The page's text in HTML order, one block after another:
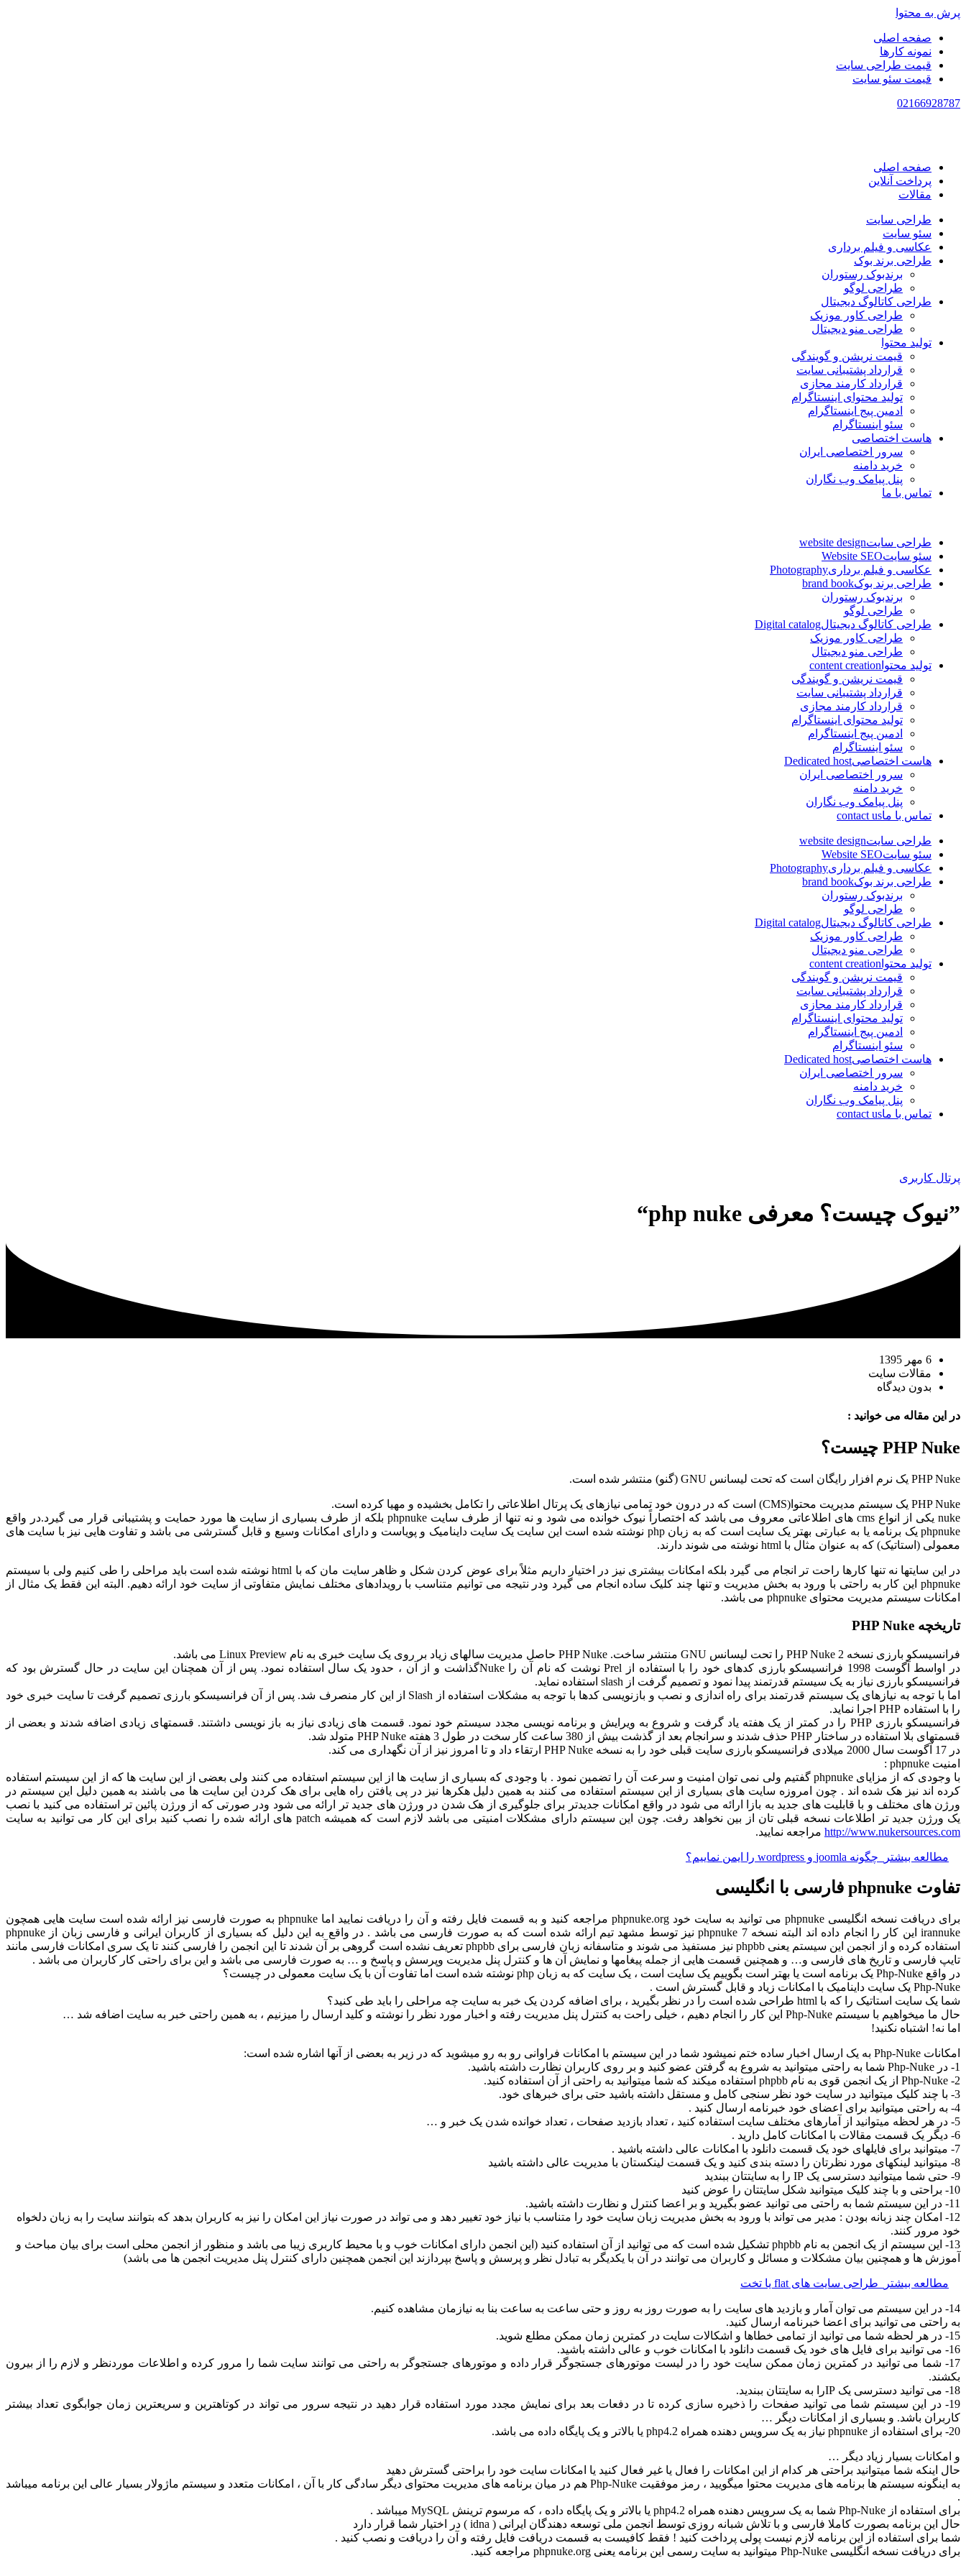
پرش به محتوا
صفحه اصلی
نمونه کارها
قیمت طراحی سایت
قیمت سئو سایت
02166928787
صفحه اصلی
پرداخت آنلاین
مقالات
طراحی سایت
سئو سایت
عکاسی و فیلم برداری
طراحی برند بوک
برندبوک رستوران
طراحی لوگو
طراحی کاتالوگ دیجیتال
طراحی کاور موزیک
طراحی منو دیجیتال
تولید محتوا
قیمت نریشن و گویندگی
قرارداد پشتیبانی سایت
قرارداد کارمند مجازی
تولید محتوای اینستاگرام
ادمین پیج اینستاگرام
سئو اینستاگرام
هاست اختصاصی
سرور اختصاصی ایران
خرید دامنه
پنل پیامک وب نگاران
تماس با ما
طراحی سایتwebsite design
سئو سایتWebsite SEO
عکاسی و فیلم برداریPhotography
طراحی برند بوکbrand book
برندبوک رستوران
طراحی لوگو
طراحی کاتالوگ دیجیتالDigital catalog
طراحی کاور موزیک
طراحی منو دیجیتال
تولید محتوا content creation
قیمت نریشن و گویندگی
قرارداد پشتیبانی سایت
قرارداد کارمند مجازی
تولید محتوای اینستاگرام
ادمین پیج اینستاگرام
سئو اینستاگرام
هاست اختصاصیDedicated host
سرور اختصاصی ایران
خرید دامنه
پنل پیامک وب نگاران
تماس با ماcontact us
طراحی سایتwebsite design
سئو سایتWebsite SEO
عکاسی و فیلم برداریPhotography
طراحی برند بوکbrand book
برندبوک رستوران
طراحی لوگو
طراحی کاتالوگ دیجیتالDigital catalog
طراحی کاور موزیک
طراحی منو دیجیتال
تولید محتوا content creation
قیمت نریشن و گویندگی
قرارداد پشتیبانی سایت
قرارداد کارمند مجازی
تولید محتوای اینستاگرام
ادمین پیج اینستاگرام
سئو اینستاگرام
هاست اختصاصیDedicated host
سرور اختصاصی ایران
خرید دامنه
پنل پیامک وب نگاران
تماس با ماcontact us
پرتال کاربری
”نیوک چیست؟ معرفی php nuke“
6 مهر 1395
مقالات سایت
بدون دیدگاه
در این مقاله می خوانید :
PHP Nuke چیست؟
PHP Nuke یک نرم افزار رایگان است که تحت لیسانس GNU (گنو) منتشر شده است.
PHP Nuke یک سیستم مدیریت محتوا(CMS) است که در درون خود تمامی نیازهای یک پرتال اطلاعاتی را تکامل بخشیده و مهیا کرده است.
nuke یکی از انواع cms های اطلاعاتی معروف می باشد که اختصاراً نیوک خوانده می شود و نه تنها از طرف سایت phpnuke بلکه از طرف بسیاری از سایت ها مورد حمایت و پشتیبانی قرار می گیرد.در واقع
phpnuke یک برنامه یا به عبارتی بهتر یک سایت است که به زبان php نوشته شده است این سایت یک سایت داینامیک و پویاست و دارای امکانات وسیع و قابل گسترشی می باشد و تفاوت هایی نیز با سایت های
معمولی (استاتیک) که به عنوان مثال با html نوشته می شوند دارند.
در این سایتها نه تنها کارها راحت تر انجام می گیرد بلکه امکانات بیشتری نیز در اختیار داریم مثلاً برای عوض کردن شکل و ظاهر سایت مان که با html نوشته شده است باید مراحلی را طی کنیم ولی با سیستم
phpnuke این کار به راحتی با ورود به بخش مدیریت و تنها چند کلیک ساده انجام می گیرد ودر نتیجه می توانیم متناسب با رویدادهای مختلف نمایش متفاوتی از سایت خود ارائه دهیم. البته این فقط یک مثال از
امکانات سیستم مدیریت محتوای phpnuke می باشد.
تاریخچه PHP Nuke
فرانسیسکو بارزی نسخه 2 PHP Nuke را تحت لیسانس GNU منتشر ساخت. PHP Nuke حاصل مدیریت سالهای زیاد بر روی یک سایت خبری به نام Linux Preview می باشد.
در اواسط آگوست 1998 فرانسیسکو بارزی کدهای خود را با استفاده از Prel نوشت که نام آن را Nukeگذاشت و از آن ، حدود یک سال استفاده نمود. پس از آن همچنان این سایت در حال گسترش بود که
فرانسیسکو بارزی نیاز به یک سیستم قدرتمند پیدا نمود و تصمیم گرفت از slash استفاده نماید.
اما با توجه به نیازهای یک سیستم قدرتمند برای راه اندازی و نصب و بازنویسی کدها با توجه به مشکلات استفاده از Slash از این کار منصرف شد. پس از آن فرانسیسکو بارزی تصمیم گرفت تا سایت خبری خود
را با استفاده PHP اجرا نماید.
فرانسیسکو بارزی PHP را در کمتر از یک هفته یاد گرفت و شروع به ویرایش و برنامه نویسی مجدد سیستم خود نمود. قسمت های زیادی نیاز به باز نویسی داشتند. قسمتهای زیادی اضافه شدند و بعضی از
قسمتهای بلا استفاده در ساختار PHP حذف شدند و سرانجام بعد از گذشت بیش از 380 ساعت کار سخت در طول 3 هفته PHP Nuke متولد شد.
در 17 آگوست سال 2000 میلادی فرانسیسکو بارزی سایت قبلی خود را به نسخه PHP Nuke ارتقاء داد و تا امروز نیز از آن نگهداری می کند.
امنیت phpnuke :
با وجودی که از مزایای phpnuke گفتیم ولی نمی توان امنیت و سرعت آن را تضمین نمود . با وجودی که بسیاری از سایت ها از این سیستم استفاده می کنند ولی بعضی از این سایت ها که از این سیستم استفاده
کرده اند نیز هک شده اند . چون امروزه سایت های بسیاری از این سیستم استفاده می کنند به همین دلیل هکرها نیز در پی یافتن راه هایی برای هک کردن این سایت ها می باشند به همین دلیل این سیستم در
ورژن های مختلف و با قابلیت های جدید به بازا ارائه می شود در واقع امکانات جدیدتر برای جلوگیری از هک شدن در ورژن های جدید تر ارائه می شود ودر صورتی که از ورژن پائین تر استفاده می کنید با نصب
یک ورژن جدید تر اطلاعات نسخه قبلی تان از بین نخواهد رفت. چون این سیستم دارای مشکلات امنیتی می باشد لازم است که همیشه patch های ارائه شده را نصب کنید برای این کار می توانید به سایت
http://www.nukersources.com مراجعه نمایید.
مطالعه بیشتر چگونه joomla و wordpress را ایمن نماییم؟
تفاوت phpnuke فارسی با انگلیسی
برای دریافت نسخه انگلیسی phpnuke می توانید به سایت خود phpnuke.org مراجعه کنید و به قسمت فایل رفته و آن را دریافت نمایید اما phpnuke به صورت فارسی نیز ارائه شده است سایت هایی همچون
irannuke این کار را انجام داده اند البته نسخه phpnuke 7 نیز توسط مشهد تیم ارائه شده است که به صورت فارسی می باشد . در واقع به این دلیل که بسیاری از کاربران ایرانی و فارسی زبان از phpnuke
استفاده کرده و از انجمن این سیستم یعنی phpbb نیز مستفیذ می شوند و متاسفانه زبان فارسی برای phpbb تعریف نشده است گروهی بر آن شدند تا این انجمن را فارسی کنند تا یک سری امکانات فارسی مانند
تایپ فارسی و تاریخ های فارسی و… و همچنین قسمت هایی از جمله پیغامها و نمایش آن ها و کنترل پنل مدیریت وپرسش و پاسخ و … به صورت فارسی می باشد و این برای راحتی کار کاربران می باشد .
در واقع Php-Nuke یک برنامه است یا بهتر است بگوییم یک سایت است ، یک سایت که به زبان php نوشته شده است اما تفاوت آن با یک سایت معمولی در چیست؟
Php-Nuke یک سایت داینامیک با امکانات زیاد و قابل گسترش است .
شما یک سایت استاتیک را که با html طراحی شده است را در نظر بگیرید ، برای اضافه کردن یک خبر به سایت چه مراحلی را باید طی کنید؟
حال ما میخواهیم با سیستم Php-Nuke این کار را انجام دهیم ، خیلی راحت به کنترل پنل مدیریت رفته و اخبار مورد نظر را نوشته و کلید ارسال را میزنیم ، به همین راحتی خبر به سایت اضافه شد …
اما نه! اشتباه نکنید!
امکانات Php-Nuke به یک ارسال اخبار ساده ختم نمیشود شما در این سیستم با امکانات فراوانی رو به رو میشوید که در زیر به بعضی از آنها اشاره شده است:
1- در Php-Nuke شما به راحتی میتوانید به شروع به گرفتن عضو کنید و بر روی کاربران نظارت داشته باشید.
2- Php-Nuke از یک انجمن قوی به نام phpbb استفاده میکند که شما میتوانید به راحتی از آن استفاده کنید.
3- با چند کلیک میتوانید در سایت خود نظر سنجی کامل و مستقل داشته باشید حتی برای خبرهای خود.
4- به راحتی میتوانید برای اعضای خود خبرنامه ارسال کنید .
5- در هر لحظه میتوانید از آمارهای مختلف سایت استفاده کنید ، تعداد بازدید صفحات ، تعداد خوانده شدن یک خبر و …
6- دیگر یک قسمت مقالات با امکانات کامل دارید .
7- میتوانید برای فایلهای خود یک قسمت دانلود با امکانات عالی داشته باشید .
8- میتوانید لینکهای مورد نظرتان را دسته بندی کنید و یک قسمت لینکستان با مدیریت عالی داشته باشید
9- حتی شما میتوانید دسترسی یک IP را به سایتتان ببندید
10- براحتی و با چند کلیک میتوانید شکل سایتتان را عوض کنید
11- در این سیستم شما به راحتی می توانید عضو بگیرید و بر اعضا کنترل و نظارت داشته باشید.
12- امکان چند زبانه بودن : مدیر می تواند با ورود به بخش مدیریت زبان سایت خود را متناسب با نیاز خود تغییر دهد و می تواند در صورت نیاز این امکان را نیز به کاربران بدهد که بتوانند سایت را به زبان دلخواه
خود مرور کنند.
13- این سیستم از یک انجمن به نام phpbb تشکیل شده است که می توانید از آن استفاده کنید (این انجمن دارای امکانات خوب و با محیط کاربری زیبا می باشد و منظور از انجمن محلی است برای بیان مباحث و
آموزش ها و همچنین بیان مشکلات و مسائل و کاربران می توانند در آن با یکدیگر به تبادل نظر و پرسش و پاسخ بپردازند این انجمن همچنین دارای کنترل پنل مدیریت انجمن ها می باشد)
مطالعه بیشتر طراحی سایت های flat یا تخت
14- در این سیستم می توان آمار و بازدید های سایت را به صورت روز به روز و حتی ساعت به ساعت بنا به نیازمان مشاهده کنیم.
به راحتی می توانید برای اعضا خبرنامه ارسال کنید.
15- در هر لحظه شما می توانید از تمامی خطاها و اشکالات سایت در کمترین زمان ممکن مطلع شوید.
16- می توانید برای فایل های خود یک قسمت دانلود با امکانات خوب و عالی داشته باشید.
17- شما می توانید در کمترین زمان ممکن سایت خود را در لیست موتورهای جستجوگر قرار داده و موتورهای جستجوگر به راحتی می توانند سایت شما را مرور کرده و اطلاعات موردنظر و لازم را از بیرون
بکشند.
18- می توانید دسترسی یک IPرا به سایتتان ببندید.
19- در این سیستم شما می توانید صفحات را ذخیره سازی کرده تا در دفعات بعد برای نمایش مجدد مورد استفاده قرار دهید در نتیجه سرور می تواند در کوتاهترین و سریعترین زمان جوابگوی تعداد بیشتر
کاربران باشد. و بسیاری از امکانات دیگر …
20- برای استفاده از phpnuke نیاز به یک سرویس دهنده همراه php4.2 یا بالاتر و یک پایگاه داده می باشد.
و امکانات بسیار زیاد دیگر …
حال اینکه شما میتوانید براحتی هر کدام از این امکانات را فعال یا غیر فعال کنید یا امکانات سایت خود را براحتی گسترش دهید
به اینگونه سیستم ها برنامه های مدیریت محتوا میگویید ، رمز موفقیت Php-Nuke هم در میان برنامه های مدیریت محتوای دیگر سادگی کار با آن ، امکانات متعدد و سیستم ماژولار بسیار عالی این برنامه میباشد
.
برای استفاده از Php-Nuke شما به یک سرویس دهنده همراه php4.2 یا بالاتر و یک پایگاه داده ، که مرسوم ترینش MySQL میباشد .
حال این برنامه بصورت کاملا فارسی و با تلاش شبانه روزی توسط انجمن ملی توسعه دهندگان ایرانی ( idna ) در اختیار شما قرار دارد
شما برای استفاده از این برنامه لازم نیست پولی پرداخت کنید ! فقط کافیست به قسمت دریافت فایل رفته و آن را دریافت و نصب کنید .
برای دریافت نسخه انگلیسی Php-Nuke میتوانید به سایت رسمی این برنامه یعنی phpnuke.org مراجعه کنید.